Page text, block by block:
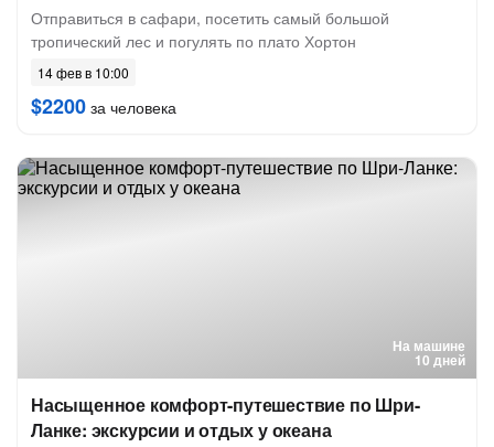
Отправиться в сафари, посетить самый большой
тропический лес и погулять по плато Хортон
14 фев в 10:00
$2200 за человека
На машине
10 дней
Насыщенное комфорт-путешествие по Шри-
Ланке: экскурсии и отдых у океана